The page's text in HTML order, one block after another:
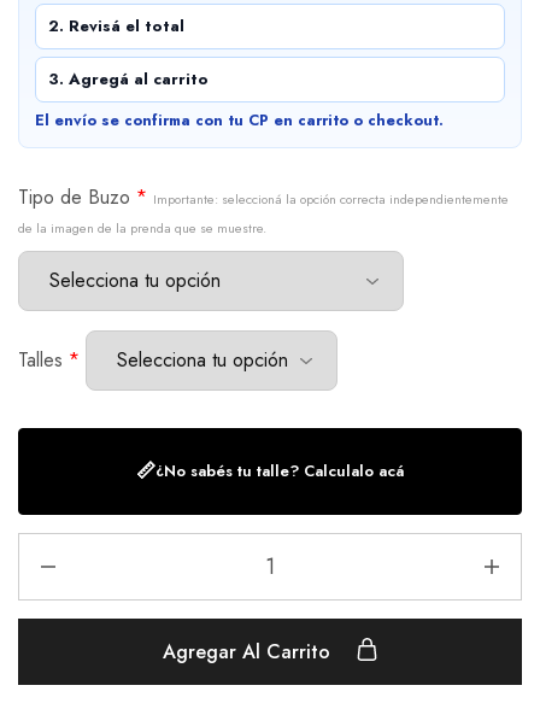
2. Revisá el total
3. Agregá al carrito
El envío se confirma con tu CP en carrito o checkout.
Tipo de Buzo * Importante: seleccioná la opción correcta independientemente
de la imagen de la prenda que se muestre.
Talles *
📏¿No sabés tu talle? Calculalo acá
Agregar Al Carrito